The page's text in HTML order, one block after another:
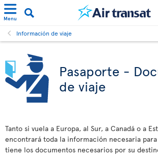
Menu
Información de viaje
Pasaporte -
de viaje
Tanto si vuela a Europa, al Sur, a Canadá o a
encontrará toda la información necesaria
tiene los documentos necesarios por su